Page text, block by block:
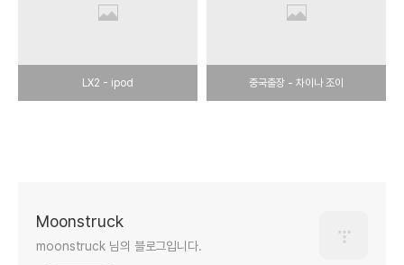
LX2 - ipod 중국출장 - 차이나 조이
Moonstruck
moonstruck 님의 블로그입니다.